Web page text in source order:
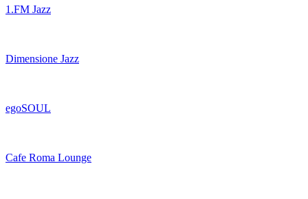
1.FM Jazz
Dimensione Jazz
egoSOUL
Cafe Roma Lounge